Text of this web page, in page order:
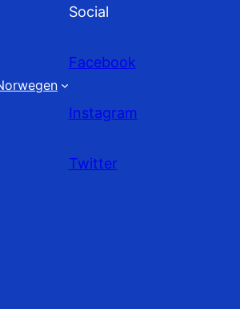
Social
Facebook
Instagram
Twitter